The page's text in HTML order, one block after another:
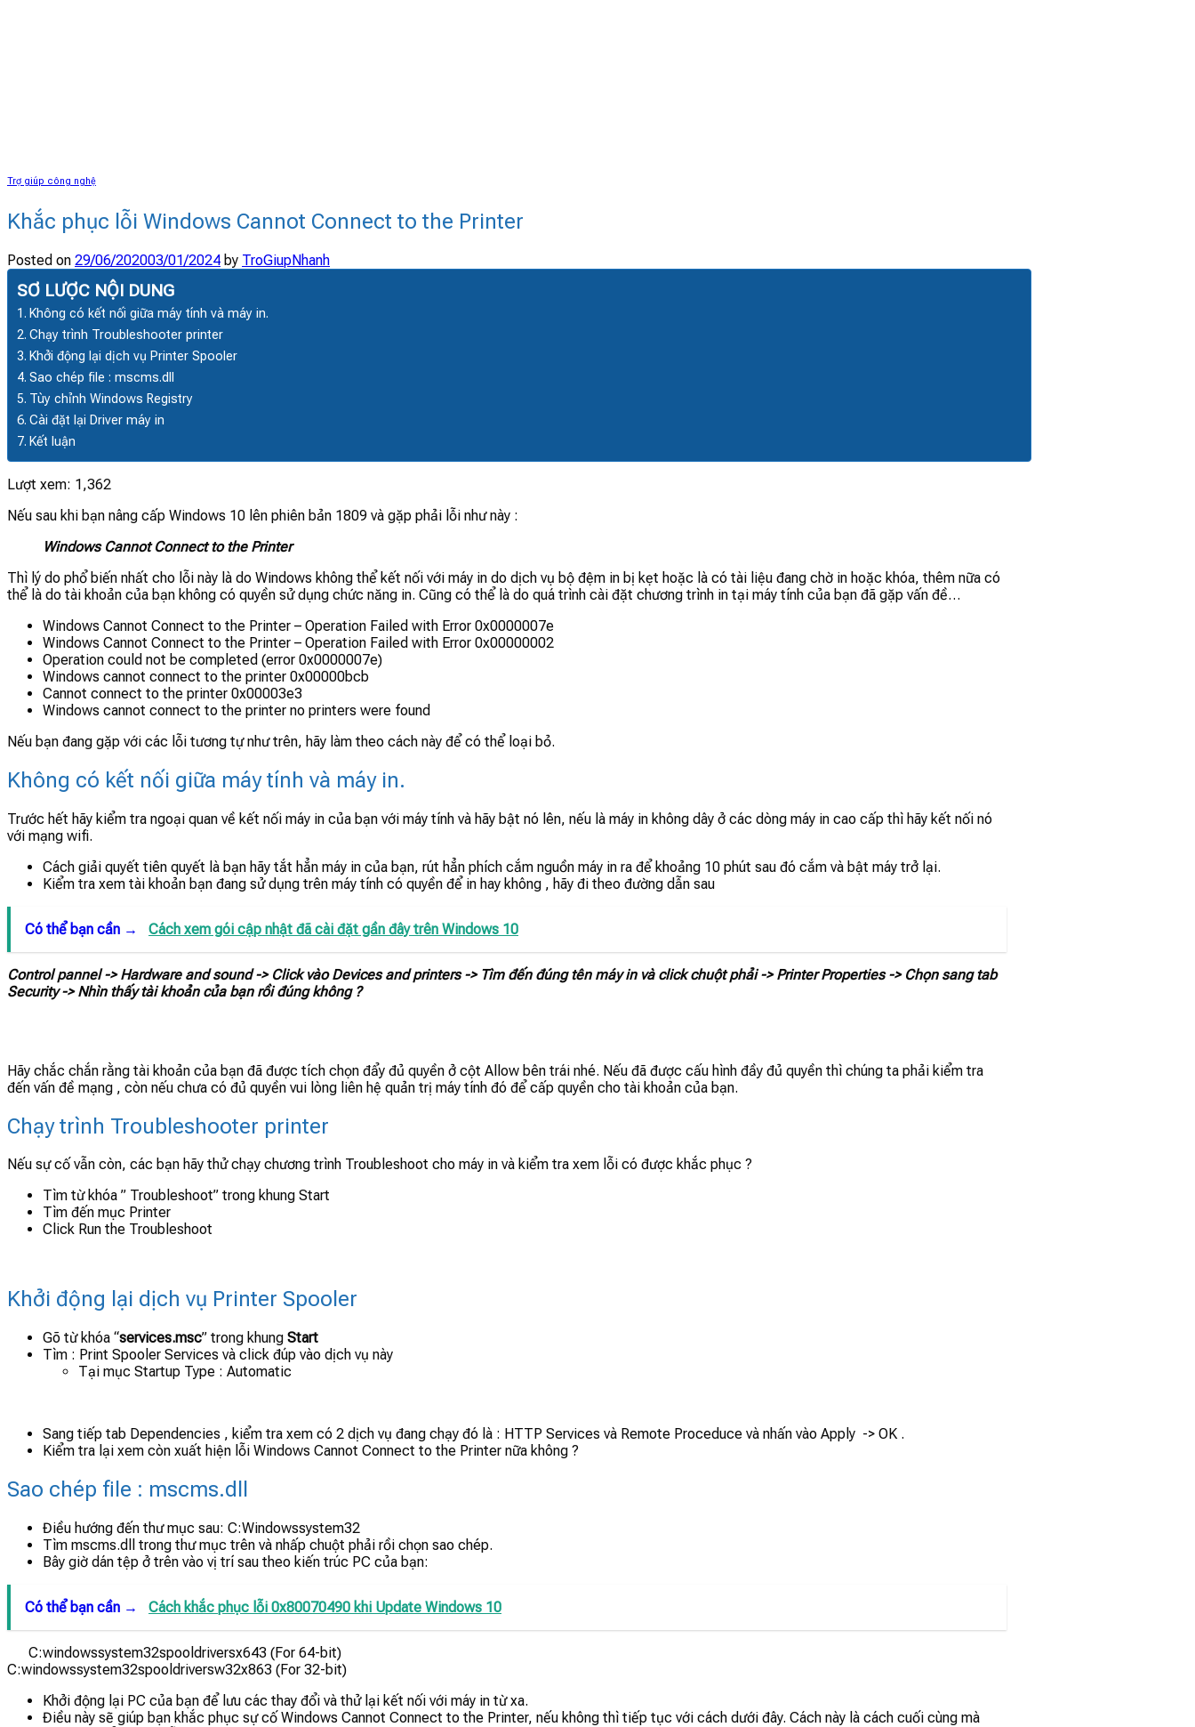
Trợ giúp công nghệ
Khắc phục lỗi Windows Cannot Connect to the Printer
Posted on 29/06/202003/01/2024 by TroGiupNhanh
SƠ LƯỢC NỘI DUNG
Không có kết nối giữa máy tính và máy in.
Chạy trình Troubleshooter printer
Khởi động lại dịch vụ Printer Spooler
Sao chép file : mscms.dll
Tùy chỉnh Windows Registry
Cài đặt lại Driver máy in
Kết luận
Lượt xem: 1,362
Nếu sau khi bạn nâng cấp Windows 10 lên phiên bản 1809 và gặp phải lỗi như này :
Windows Cannot Connect to the Printer
Thì lý do phổ biến nhất cho lỗi này là do Windows không thể kết nối với máy in do dịch vụ bộ đệm in bị kẹt hoặc là có tài liệu đang chờ in hoặc khóa, thêm nữa có
thể là do tài khoản của bạn không có quyền sử dụng chức năng in. Cũng có thể là do quá trình cài đặt chương trình in tại máy tính của bạn đã gặp vấn đề…
Windows Cannot Connect to the Printer – Operation Failed with Error 0x0000007e
Windows Cannot Connect to the Printer – Operation Failed with Error 0x00000002
Operation could not be completed (error 0x0000007e)
Windows cannot connect to the printer 0x00000bcb
Cannot connect to the printer 0x00003e3
Windows cannot connect to the printer no printers were found
Nếu bạn đang gặp với các lỗi tương tự như trên, hãy làm theo cách này để có thể loại bỏ.
Không có kết nối giữa máy tính và máy in.
Trước hết hãy kiểm tra ngoại quan về kết nối máy in của bạn với máy tính và hãy bật nó lên, nếu là máy in không dây ở các dòng máy in cao cấp thì hãy kết nối nó
với mạng wifi.
Cách giải quyết tiên quyết là bạn hãy tắt hẳn máy in của bạn, rút hẳn phích cắm nguồn máy in ra để khoảng 10 phút sau đó cắm và bật máy trở lại.
Kiểm tra xem tài khoản bạn đang sử dụng trên máy tính có quyền để in hay không , hãy đi theo đường dẫn sau
Có thể bạn cần → Cách xem gói cập nhật đã cài đặt gần đây trên Windows 10
Control pannel -> Hardware and sound -> Click vào Devices and printers -> Tìm đến đúng tên máy in và click chuột phải -> Printer Properties -> Chọn sang tab
Security -> Nhìn thấy tài khoản của bạn rồi đúng không ?
Hãy chắc chắn rằng tài khoản của bạn đã được tích chọn đẩy đủ quyền ở cột Allow bên trái nhé. Nếu đã được cấu hình đầy đủ quyền thì chúng ta phải kiểm tra
đến vấn đề mạng , còn nếu chưa có đủ quyền vui lòng liên hệ quản trị máy tính đó để cấp quyền cho tài khoản của bạn.
Chạy trình Troubleshooter printer
Nếu sự cố vẫn còn, các bạn hãy thử chạy chương trình Troubleshoot cho máy in và kiểm tra xem lỗi có được khắc phục ?
Tìm từ khóa ” Troubleshoot” trong khung Start
Tìm đến mục Printer
Click Run the Troubleshoot
Khởi động lại dịch vụ Printer Spooler
Gõ từ khóa “services.msc” trong khung Start
Tìm : Print Spooler Services và click đúp vào dịch vụ này
Tại mục Startup Type : Automatic
Sang tiếp tab Dependencies , kiểm tra xem có 2 dịch vụ đang chạy đó là : HTTP Services và Remote Proceduce và nhấn vào Apply -> OK .
Kiểm tra lại xem còn xuất hiện lỗi Windows Cannot Connect to the Printer nữa không ?
Sao chép file : mscms.dll
Điều hướng đến thư mục sau: C:Windowssystem32
Tìm mscms.dll trong thư mục trên và nhấp chuột phải rồi chọn sao chép.
Bây giờ dán tệp ở trên vào vị trí sau theo kiến ​​trúc PC của bạn:
Có thể bạn cần → Cách khắc phục lỗi 0x80070490 khi Update Windows 10
C:windowssystem32spooldriversx643 (For 64-bit)
C:windowssystem32spooldriversw32x863 (For 32-bit)
Khởi động lại PC của bạn để lưu các thay đổi và thử lại kết nối với máy in từ xa.
Điều này sẽ giúp bạn khắc phục sự cố Windows Cannot Connect to the Printer, nếu không thì tiếp tục với cách dưới đây. Cách này là cách cuối cùng mà